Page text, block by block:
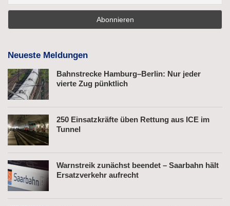
Neueste Meldungen
Bahnstrecke Hamburg–Berlin: Nur jeder
vierte Zug pünktlich
250 Einsatzkräfte üben Rettung aus ICE im
Tunnel
Warnstreik zunächst beendet – Saarbahn hält
Ersatzverkehr aufrecht